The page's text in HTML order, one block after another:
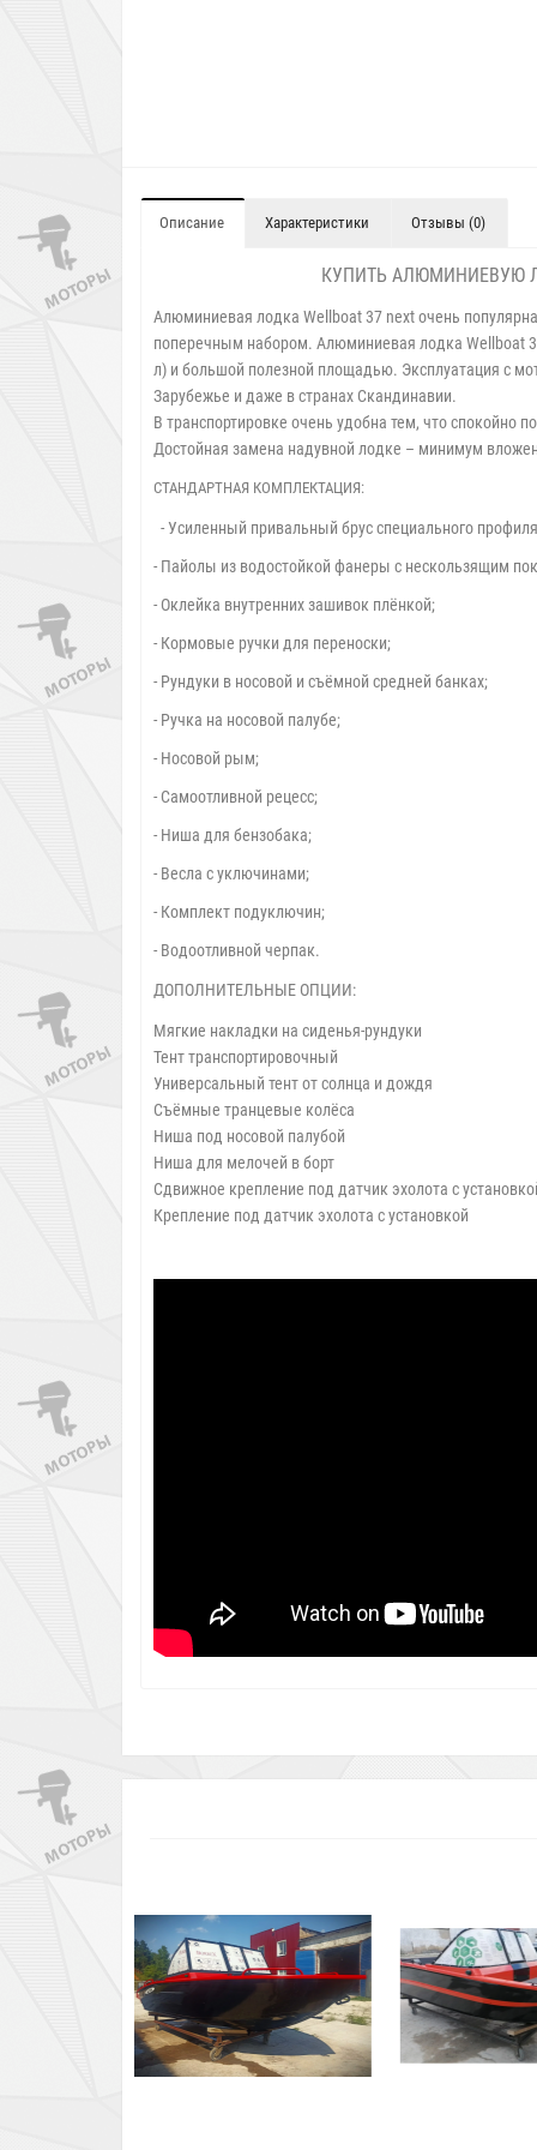
Описание Характеристики Отзывы (0)
КУПИТЬ АЛЮМИНИЕВУЮ
Алюминиевая лодка Wellboat 37 next очень
поперечным набором. Алюминиевая лодка Wellboat
л) и большой полезной площадью. Эксплуатация с
Зарубежье и даже в странах Скандинавии.
В транспортировке очень удобна тем, что спокойно
Достойная замена надувной лодке – минимум
СТАНДАРТНАЯ КОМПЛЕКТАЦИЯ:
- Усиленный привальный брус специального
- Пайолы из водостойкой фанеры с нескользящим
- Оклейка внутренних зашивок плёнкой;
- Кормовые ручки для переноски;
- Рундуки в носовой и съёмной средней банках;
- Ручка на носовой палубе;
- Носовой рым;
- Самоотливной рецесс;
- Ниша для бензобака;
- Весла с уключинами;
- Комплект подуключин;
- Водоотливной черпак.
ДОПОЛНИТЕЛЬНЫЕ ОПЦИИ:
Мягкие накладки на сиденья-рундуки
Тент транспортировочный
Универсальный тент от солнца и дождя
Съёмные транцевые колёса
Ниша под носовой палубой
Ниша для мелочей в борт
Сдвижное крепление под датчик эхолота с
Крепление под датчик эхолота с установкой